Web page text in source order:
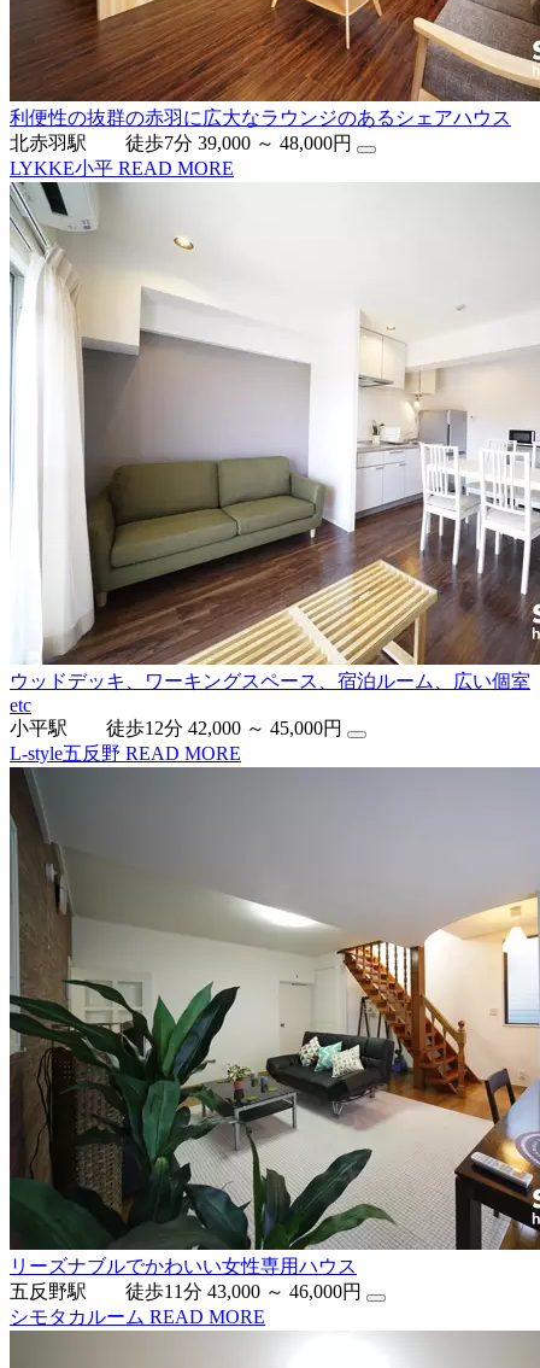
利便性の抜群の赤羽に広大なラウンジのあるシェアハウス
北赤羽駅 徒歩7分 39,000 ～ 48,000円
LYKKE小平 READ MORE
ウッドデッキ、ワーキングスペース、宿泊ルーム、広い個室
etc
小平駅 徒歩12分 42,000 ～ 45,000円
L-style五反野 READ MORE
リーズナブルでかわいい女性専用ハウス
五反野駅 徒歩11分 43,000 ～ 46,000円
シモタカルーム READ MORE